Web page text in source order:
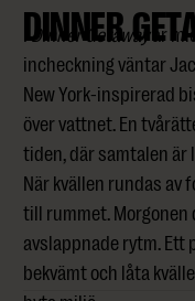
DINNER
Dinner Getaway är
incheckning väntar
New York-inspirerad
över vattnet. En
tiden, där samtalen är
När kvällen rundas
till rummet. Morgonen
avslappnade rytm. Ett
bekvämt och låta